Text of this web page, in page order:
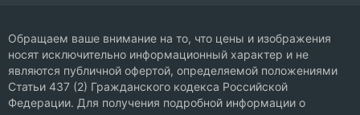
Обращаем ваше внимание на то, что цены и изображения
носят исключительно информационный характер и не
являются публичной офертой, определяемой положениями
Статьи 437 (2) Гражданского кодекса Российской
Федерации. Для получения подробной информации о